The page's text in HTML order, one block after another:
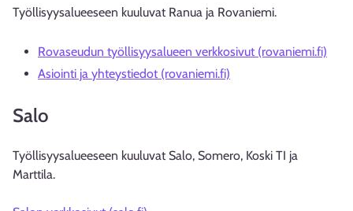
Työllisyysalueeseen kuuluvat Ranua ja Rovaniemi.
Rovaseudun työllisyysalueen verkkosivut (rovaniemi.fi)
Asiointi ja yhteystiedot (rovaniemi.fi)
Salo
Työllisyysalueeseen kuuluvat Salo, Somero, Koski TI ja
Marttila.